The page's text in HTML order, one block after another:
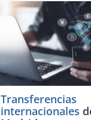
Transferencias
internacionales